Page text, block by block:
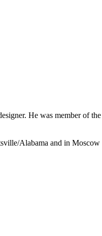
He was member of
Alabama and in